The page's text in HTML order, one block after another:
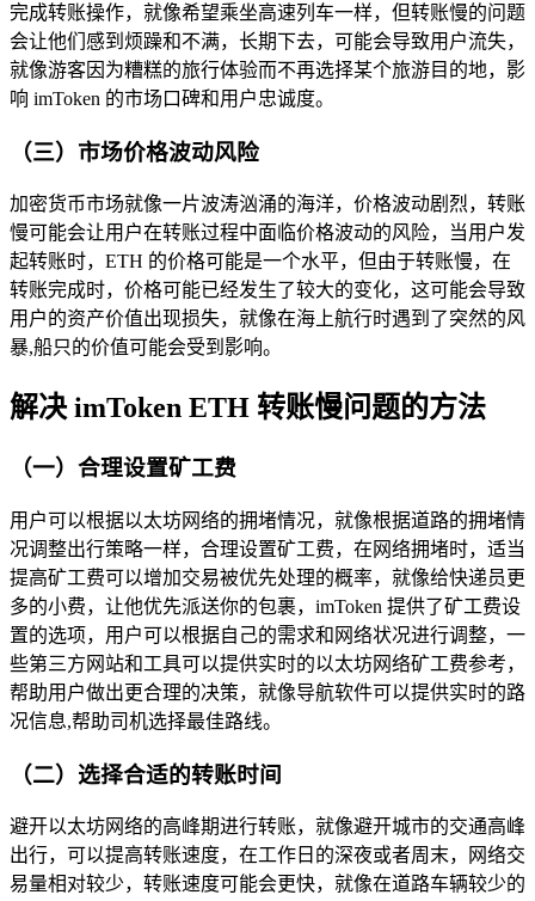
完成转账操作，就像希望乘坐高速列车一样，但转账慢的问题
会让他们感到烦躁和不满，长期下去，可能会导致用户流失，
就像游客因为糟糕的旅行体验而不再选择某个旅游目的地，影
响 imToken 的市场口碑和用户忠诚度。
（三）市场价格波动风险
加密货币市场就像一片波涛汹涌的海洋，价格波动剧烈，转账
慢可能会让用户在转账过程中面临价格波动的风险，当用户发
起转账时，ETH 的价格可能是一个水平，但由于转账慢，在
转账完成时，价格可能已经发生了较大的变化，这可能会导致
用户的资产价值出现损失，就像在海上航行时遇到了突然的风
暴,船只的价值可能会受到影响。
解决 imToken ETH 转账慢问题的方法
（一）合理设置矿工费
用户可以根据以太坊网络的拥堵情况，就像根据道路的拥堵情
况调整出行策略一样，合理设置矿工费，在网络拥堵时，适当
提高矿工费可以增加交易被优先处理的概率，就像给快递员更
多的小费，让他优先派送你的包裹，imToken 提供了矿工费设
置的选项，用户可以根据自己的需求和网络状况进行调整，一
些第三方网站和工具可以提供实时的以太坊网络矿工费参考，
帮助用户做出更合理的决策，就像导航软件可以提供实时的路
况信息,帮助司机选择最佳路线。
（二）选择合适的转账时间
避开以太坊网络的高峰期进行转账，就像避开城市的交通高峰
出行，可以提高转账速度，在工作日的深夜或者周末，网络交
易量相对较少，转账速度可能会更快，就像在道路车辆较少的